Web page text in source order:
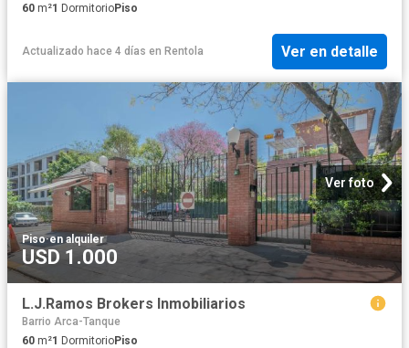
60 m²1 DormitorioPiso
Actualizado hace 4 días en Rentola Ver en detalle
Ver foto
Piso·en alquiler
USD 1.000
L.J.Ramos Brokers Inmobiliarios
Barrio Arca-Tanque
60 m²1 DormitorioPiso